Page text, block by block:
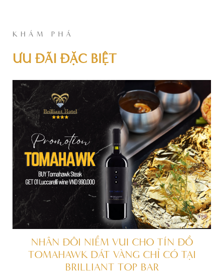
KHÁM PHÁ
ƯU ĐÃI ĐẶC BIỆT
NHÂN ĐÔI NIỀM VUI CHO TÍN ĐỒ
TOMAHAWK DÁT VÀNG CHỈ CÓ TẠI
BRILLIANT TOP BAR